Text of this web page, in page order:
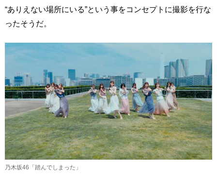
“ありえない場所にいる”という事をコンセプトに撮影を行な
ったそうだ。
乃木坂46「踏んでしまった」